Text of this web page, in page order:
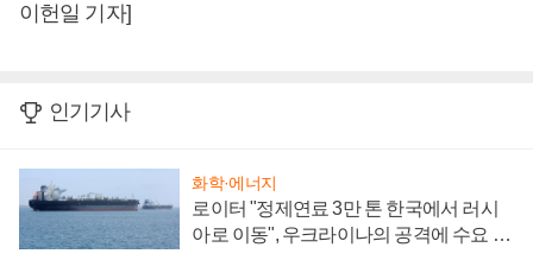
이헌일 기자]
인기기사
화학·에너지
로이터 "정제연료 3만 톤 한국에서 러시
아로 이동", 우크라이나의 공격에 수요 늘